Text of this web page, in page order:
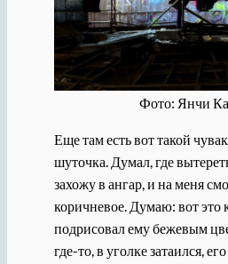
Фото: Янчи
Еще там есть вот такой
шуточка. Думал, где
захожу в ангар, и на меня
коричневое. Думаю: вот это
подрисовал ему бежевым
где-то, в уголке затаился,